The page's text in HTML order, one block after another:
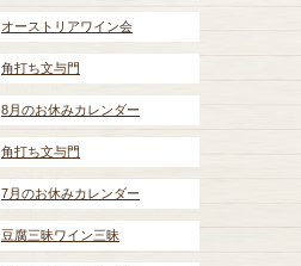
オーストリアワイン会
角打ち文与門
8月のお休みカレンダー
角打ち文与門
7月のお休みカレンダー
豆腐三昧ワイン三昧